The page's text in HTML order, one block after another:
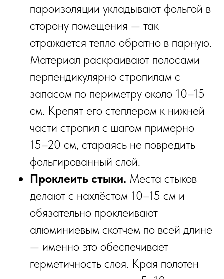
пароизоляции укладывают фольгой в
сторону помещения — так
отражается тепло обратно в парную.
Материал раскраивают полосами
перпендикулярно стропилам с
запасом по периметру около 10–15
см. Крепят его степлером к нижней
части стропил с шагом примерно
15–20 см, стараясь не повредить
фольгированный слой.
Проклеить стыки. Места стыков
делают с нахлёстом 10–15 см и
обязательно проклеивают
алюминиевым скотчем по всей длине
— именно это обеспечивает
герметичность слоя. Края полотен